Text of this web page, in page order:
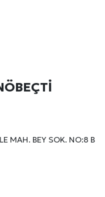
MAH. BEY SOK. NO:8 B